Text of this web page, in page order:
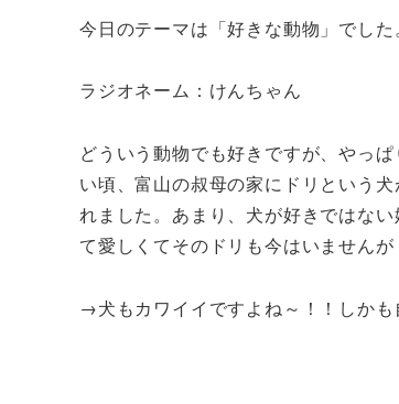
今日のテーマは「好きな動物」でし
ラジオネーム：けんちゃん
どういう動物でも好きですが、やっ
い頃、富山の叔母の家にドリという
れました。あまり、犬が好きではな
て愛しくてそのドリも今はいません
→犬もカワイイですよね～！！しかも